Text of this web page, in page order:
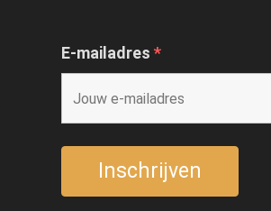
E-mailadres *